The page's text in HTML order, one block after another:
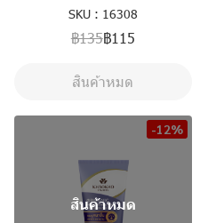
SKU : 16308
฿135฿115
สินค้าหมด
-12%
สินค้าหมด